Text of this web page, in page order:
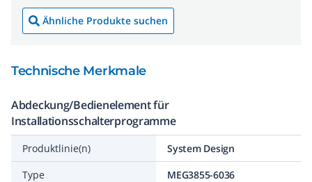
Ähnliche Produkte suchen
Technische Merkmale
Abdeckung/Bedienelement für
Installationsschalterprogramme
Produktlinie(n)
System Design
Type
MEG3855-6036